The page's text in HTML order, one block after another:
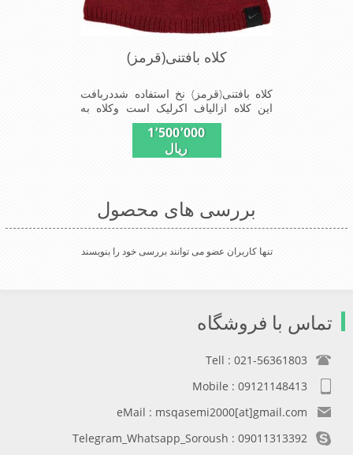
کلاه بافتنی(قرمز)
کلاه بافتنی(قرمز) نخ استفاده شددربافت
این کلاه ازالیاف اکرلیک است وکلاه به
خاطراستفاده ازدولایه بافت ضخامت
مناسبی درمقابل سرما رادارااست شیک
ومناسب افرادخوش پوش جنس
1٬500٬000
ریال
بررسی های محصول
تنها کاربران عضو می توانند بررسی خود را بنویسند
تماس با فروشگاه
Tell : 021-56361803
Mobile : 09121148413
eMail : msqasemi2000[at]gmail.com
Telegram_Whatsapp_Soroush : 09011313392